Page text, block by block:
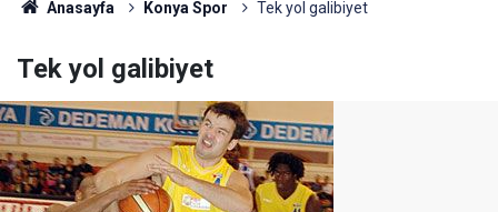
Anasayfa Konya Spor Tek yol galibiyet
Tek yol galibiyet